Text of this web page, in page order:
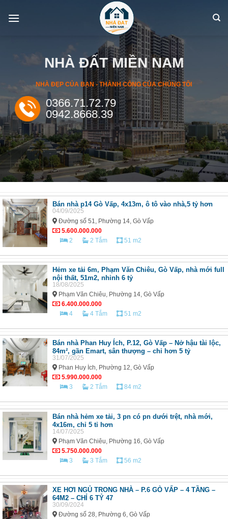
NHÀ ĐẤT MIỀN NAM
NHÀ ĐẸP CỦA BẠN - THÀNH CÔNG CỦA CHÚNG TÔI
0366.71.72.79
0942.8668.39
Bán nhà p14 Gò Vấp, 4x13m, ô tô vào nhà,5 tỷ hơn
04/09/2025
Đường số 51, Phường 14, Gò Vấp
5.600.000.000
2
2 Tắm 51 m2
Hẻm xe tải 6m, Phạm Văn Chiêu, Gò Vấp, nhà mới full
nội thất, 51m2, nhỉnh 6 tỷ
18/08/2025
Phạm Văn Chiêu, Phường 14, Gò Vấp
6.400.000.000
4
4 Tắm 51 m2
Bán nhà Phan Huy Ích, P.12, Gò Vấp – Nở hậu tài lộc,
84m², gần Emart, sân thượng – chỉ hơn 5 tỷ
31/07/2025
Phan Huy Ích, Phường 12, Gò Vấp
5.990.000.000
3
2 Tắm 84 m2
Bán nhà hẻm xe tải, 3 pn có pn dưới trệt, nhà mới,
4x16m, chỉ 5 tỉ hơn
14/07/2025
Phạm Văn Chiêu, Phường 16, Gò Vấp
5.750.000.000
3
3 Tắm 56 m2
XE HƠI NGỦ TRONG NHÀ – P.6 GÒ VẤP – 4 TẦNG –
64M2 – CHỈ 6 TỶ 47
30/09/2024
Đường số 28, Phường 6, Gò Vấp